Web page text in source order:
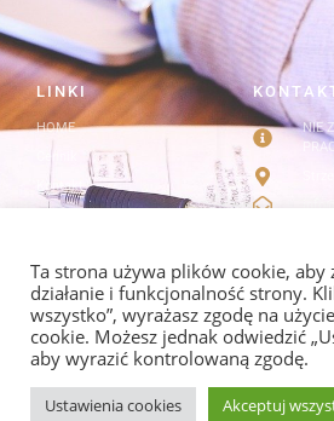
NIE
LINKI
HOME
Kontakt
Ta strona używa plików cookie,
działanie i funkcjonalność strony.
wszystko”, wyrażasz zgodę na
cookie. Możesz jednak odwiedzić
aby wyrazić kontrolowaną zgodę.
Ustawienia cookies Akceptuj